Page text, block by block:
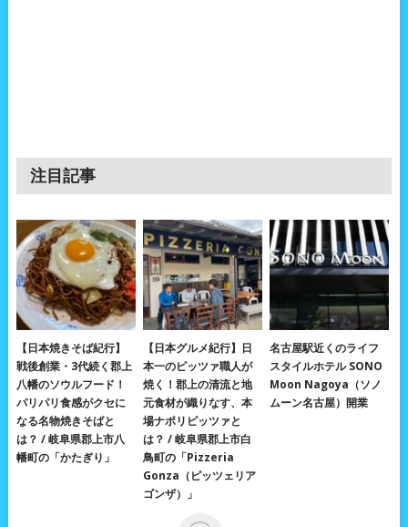
注目記事
【日本焼きそば紀行】
戦後創業・3代続く郡上
八幡のソウルフード！
パリパリ食感がクセに
なる名物焼きそばと
は？ / 岐阜県郡上市八
幡町の「かたぎり」
【日本グルメ紀行】日
本一のピッツァ職人が
焼く！郡上の清流と地
元食材が織りなす、本
場ナポリピッツァと
は？ / 岐阜県郡上市白
鳥町の「Pizzeria
Gonza（ピッツェリア
ゴンザ）」
名古屋駅近くのライフ
スタイルホテル SONO
Moon Nagoya（ソノ
ムーン名古屋）開業